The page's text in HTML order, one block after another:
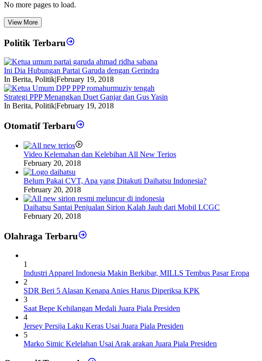
No more pages to load.
View More
Politik Terbaru
Ini Dia Hubungan Partai Garuda dengan Gerindra
In Berita, Politik|February 19, 2018
Strategi PPP Menangkan Duet Ganjar dan Gus Yasin
In Berita, Politik|February 19, 2018
Otomatif Terbaru
Video Kelemahan dan Kelebihan All New Terios
February 20, 2018
Belum Pakai CVT, Apa yang Ditakuti Daihatsu Indonesia?
February 20, 2018
Daihatsu Santai Penjualan Sirion Kalah Jauh dari Mobil LCGC
February 20, 2018
Olahraga Terbaru
1
Industri Apparel Indonesia Makin Berkibar, MILLS Tembus Pasar Eropa
2
SDR Beri 5 Alasan Kenapa Anies Harus Diperiksa KPK
3
Saat Bepe Kehilangan Medali Juara Piala Presiden
4
Jersey Persija Laku Keras Usai Juara Piala Presiden
5
Marko Simic Kelelahan Usai Arak arakan Juara Piala Presiden